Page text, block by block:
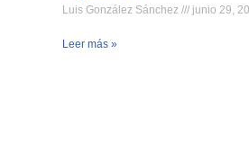
Luis González Sánchez junio 29,
Leer más »